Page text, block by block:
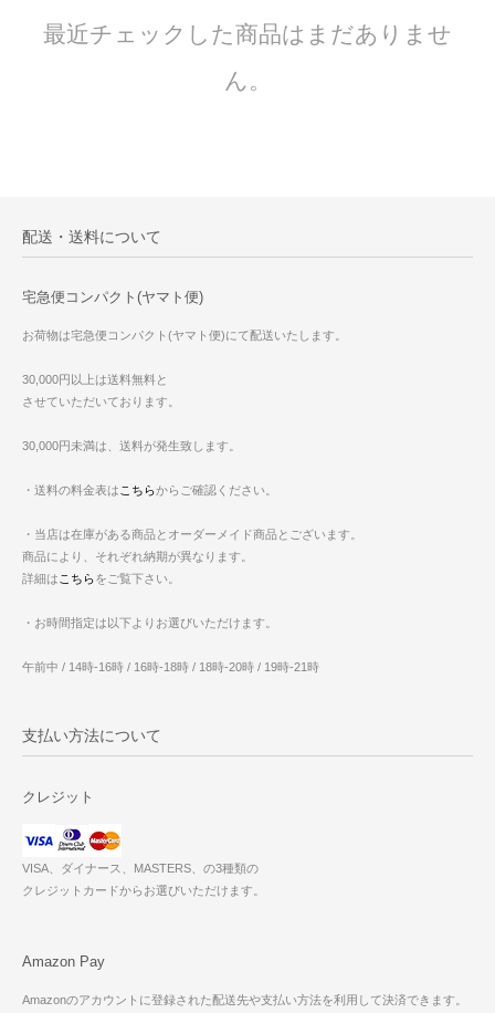
最近チェックした商品はまだありませ
ん。
配送・送料について
宅急便コンパクト(ヤマト便)
お荷物は宅急便コンパクト(ヤマト便)にて配送いたします。
30,000円以上は送料無料と
させていただいております。
30,000円未満は、送料が発生致します。
・送料の料金表はこちらからご確認ください。
・当店は在庫がある商品とオーダーメイド商品とございます。
商品により、それぞれ納期が異なります。
詳細はこちらをご覧下さい。
・お時間指定は以下よりお選びいただけます。
午前中 / 14時-16時 / 16時-18時 / 18時-20時 / 19時-21時
支払い方法について
クレジット
VISA、ダイナース、MASTERS、の3種類の
クレジットカードからお選びいただけます。
Amazon Pay
Amazonのアカウントに登録された配送先や支払い方法を利用して決済できます。